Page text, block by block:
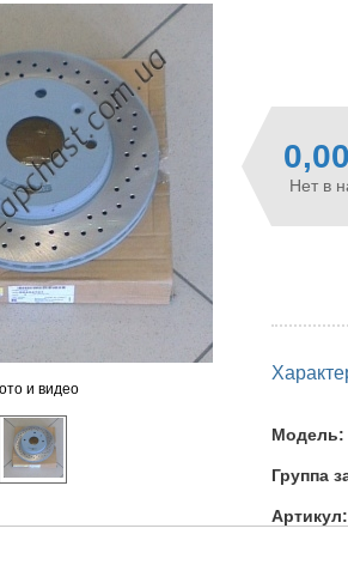
и видео
Нет в
Модель:
Группа
Артикул: